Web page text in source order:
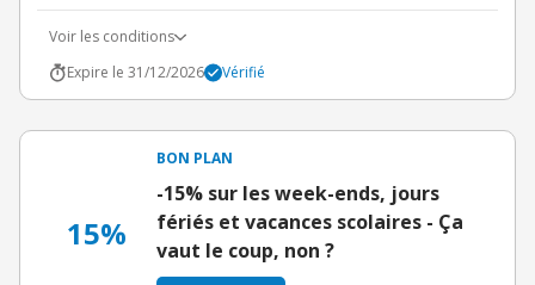
Voir les conditions
Expire le 31/12/2026
Vérifié
15%
BON PLAN
-15% sur les week-ends, jours
fériés et vacances scolaires - Ça
vaut le coup, non ?